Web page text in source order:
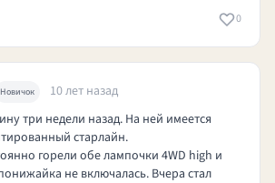
0
Новичок
10 лет назад
три недели назад. На ней имеется
старлайн.
горели обе лампочки 4WD high и
не включалась. Вчера стал